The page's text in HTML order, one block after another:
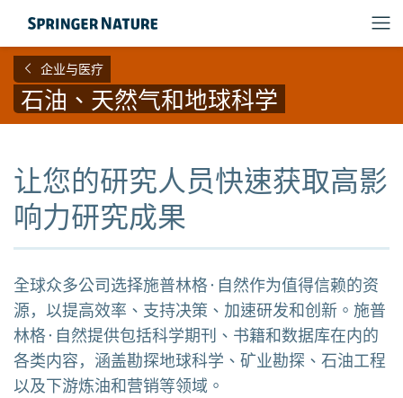
企业与医疗
石油、天然气和地球科学
让您的研究人员快速获取高影
响力研究成果
全球众多公司选择施普林格·自然作为值得信赖的资
源，以提高效率、支持决策、加速研发和创新。施普
林格·自然提供包括科学期刊、书籍和数据库在内的
各类内容，涵盖勘探地球科学、矿业勘探、石油工程
以及下游炼油和营销等领域。